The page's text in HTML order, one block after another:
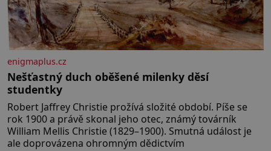
enigmaplus.cz
Nešťastný duch oběšené milenky děsí
studentky
Robert Jaffrey Christie prožívá složité období. Píše se
rok 1900 a právě skonal jeho otec, známý továrník
William Mellis Christie (1829–1900). Smutná událost je
ale doprovázena ohromným dědictvím